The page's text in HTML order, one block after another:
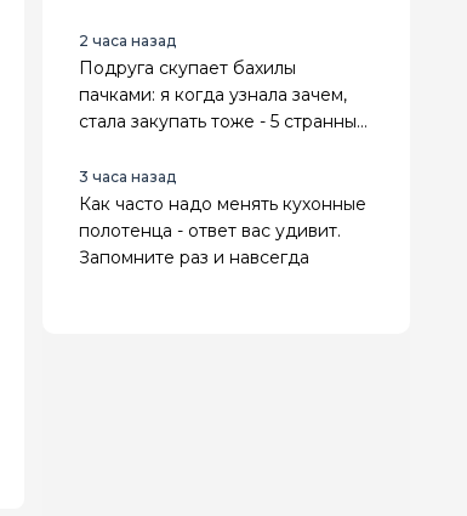
2 часа назад
Подруга скупает бахилы
пачками: я когда узнала зачем,
стала закупать тоже - 5 странных,
3 часа назад
Как часто надо менять кухонные
полотенца - ответ вас удивит.
Запомните раз и навсегда